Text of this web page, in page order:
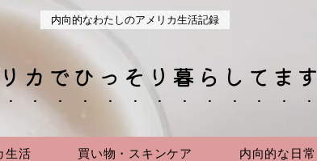
内向的なわたしのアメリカ生活記録
カでひっそり暮らしてます
生活 買い物・スキンケア 内向的な日常